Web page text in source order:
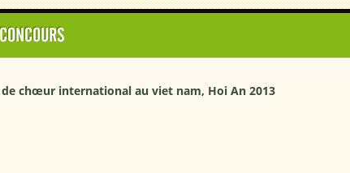
chœur international au viet nam, Hoi An 2013